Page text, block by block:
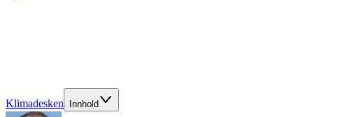
Klimadesken Innhold